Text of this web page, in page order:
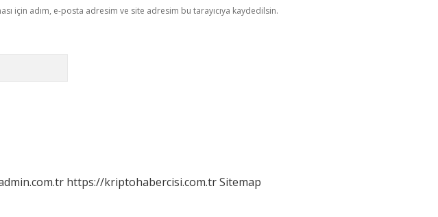
için adım, e-posta adresim ve site adresim bu tarayıcıya kaydedilsin.
https://kriptohabercisi.com.trSitemap